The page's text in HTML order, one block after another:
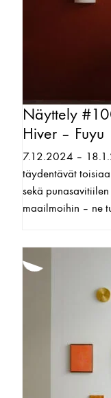
Näyttely
Hiver – Fuyu
7.12.2024 –
täydentävät
sekä
maailmoihin – ne